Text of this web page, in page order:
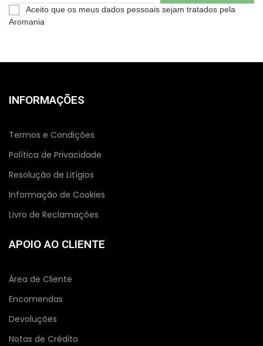
Aceito que os meus dados pessoais sejam tratados pela
Aromania
INFORMAÇÕES
Termos e Condições
Política de Privacidade
Resolução de Litígios
Informação de Cookies
Livro de Reclamações
APOIO AO CLIENTE
Área de Cliente
Encomendas
Devoluções
Notas de Crédito